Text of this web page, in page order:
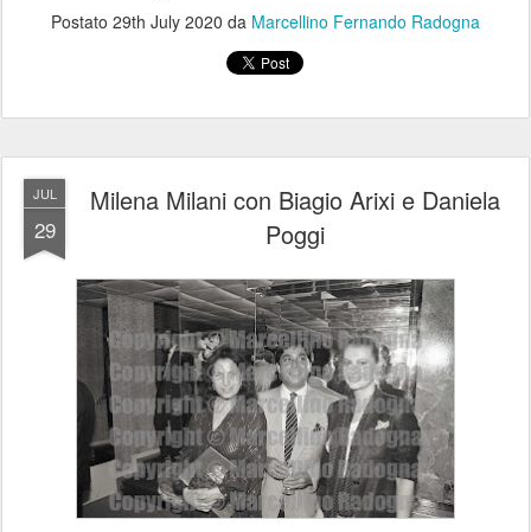
Postato 29th July 2020 da Marcellino Fernando Radogna
JUL
29
Milena Milani con Biagio Arixi e Daniela
Poggi